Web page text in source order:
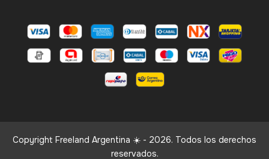
Copyright Freeland Argentina ☀️ - 2026. Todos los derechos
reservados.